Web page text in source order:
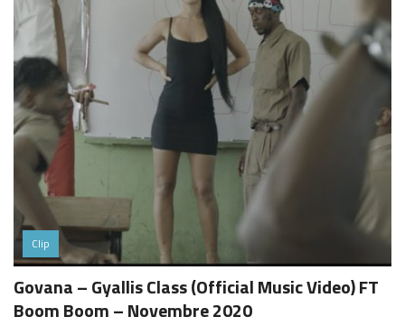
Clip
Govana – Gyallis Class (Official Music Video) FT
Boom Boom – Novembre 2020